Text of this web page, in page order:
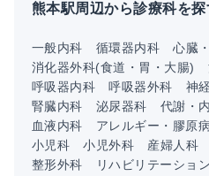
熊本駅周辺から診療科を探
一般内科 循環器内科 心臓
消化器外科(食道・胃・大腸)
呼吸器内科
呼吸器外科 神
腎臓内科
泌尿器科 代謝・
血液内科
アレルギー・膠原
小児科
小児外科 産婦人科
整形外科
リハビリテーショ